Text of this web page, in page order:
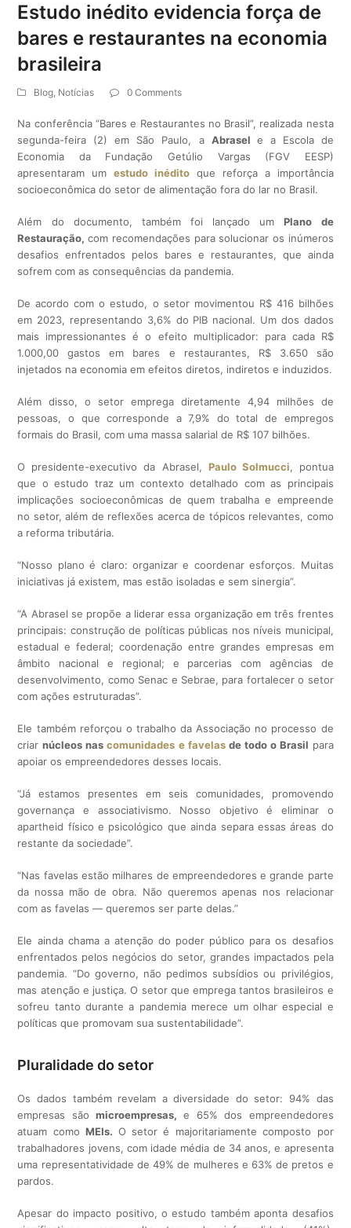
Estudo inédito evidencia força de
bares e restaurantes na economia
brasileira
Blog, Notícias 0 Comments
Na conferência “Bares e Restaurantes no Brasil”, realizada nesta
segunda-feira (2) em São Paulo, a Abrasel e a Escola de
Economia da Fundação Getúlio Vargas (FGV EESP)
apresentaram umestudo inédito que reforça a importância
socioeconômica do setor de alimentação fora do lar no Brasil.
Além do documento, também foi lançado umPlano de
Restauração,com recomendações para solucionar os inúmeros
desafios enfrentados pelos bares e restaurantes, que ainda
sofrem com as consequências da pandemia.
De acordo com o estudo, o setor movimentou R$ 416 bilhões
em 2023, representando 3,6% do PIB nacional. Um dos dados
mais impressionantes é o efeito multiplicador: para cada R$
1.000,00 gastos em bares e restaurantes, R$ 3.650 são
injetados na economia em efeitos diretos, indiretos e induzidos.
Além disso, o setor emprega diretamente 4,94 milhões de
pessoas, o que corresponde a 7,9% do total de empregos
formais do Brasil, com uma massa salarial de R$ 107 bilhões.
O presidente-executivo da Abrasel, Paulo Solmucci, pontua
que o estudo traz um contexto detalhado com as principais
implicações socioeconômicas de quem trabalha e empreende
no setor, além de reflexões acerca de tópicos relevantes, como
a reforma tributária.
“Nosso plano é claro: organizar e coordenar esforços. Muitas
iniciativas já existem, mas estão isoladas e sem sinergia”.
“A Abrasel se propõe a liderar essa organização em três frentes
principais: construção de políticas públicas nos níveis municipal,
estadual e federal; coordenação entre grandes empresas em
âmbito nacional e regional; e parcerias com agências de
desenvolvimento, como Senac e Sebrae, para fortalecer o setor
com ações estruturadas”.
Ele também reforçou o trabalho da Associação no processo de
criarnúcleos nascomunidades e favelasde todo o Brasil para
apoiar os empreendedores desses locais.
“Já estamos presentes em seis comunidades, promovendo
governança e associativismo. Nosso objetivo é eliminar o
apartheid físico e psicológico que ainda separa essas áreas do
restante da sociedade”.
“Nas favelas estão milhares de empreendedores e grande parte
da nossa mão de obra. Não queremos apenas nos relacionar
com as favelas — queremos ser parte delas.”
Ele ainda chama a atenção do poder público para os desafios
enfrentados pelos negócios do setor, grandes impactados pela
pandemia. “Do governo, não pedimos subsídios ou privilégios,
mas atenção e justiça. O setor que emprega tantos brasileiros e
sofreu tanto durante a pandemia merece um olhar especial e
políticas que promovam sua sustentabilidade”.
Pluralidade do setor
Os dados também revelam a diversidade do setor: 94% das
empresas sãomicroempresas, e 65% dos empreendedores
atuam comoMEIs. O setor é majoritariamente composto por
trabalhadores jovens, com idade média de 34 anos, e apresenta
uma representatividade de 49% de mulheres e 63% de pretos e
pardos.
Apesar do impacto positivo, o estudo também aponta desafios